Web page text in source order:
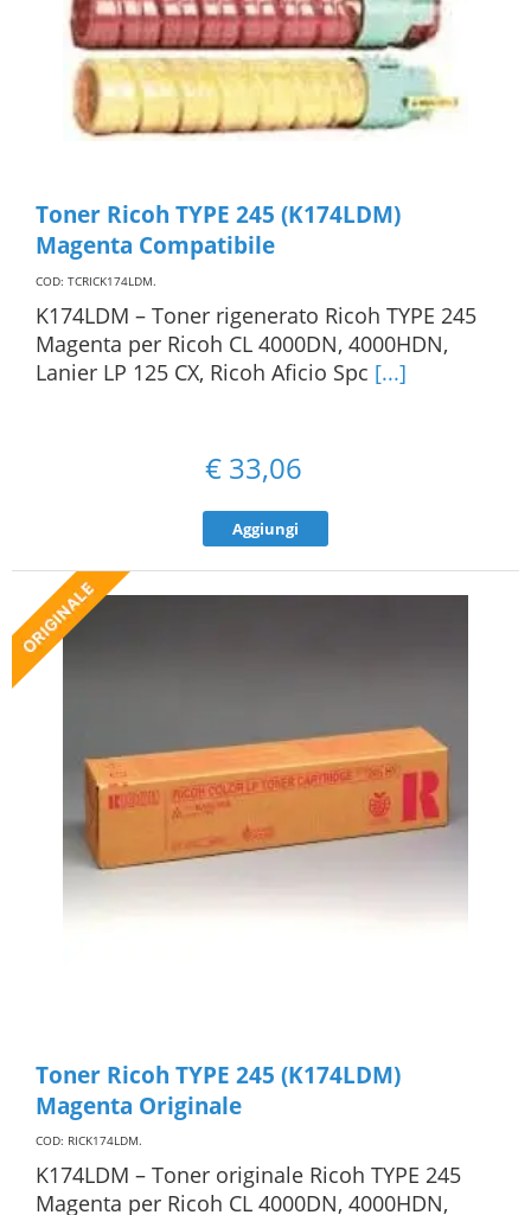
Toner Ricoh TYPE 245 (K174LDM)
Magenta Compatibile
COD: TCRICK174LDM.
K174LDM – Toner rigenerato Ricoh TYPE 245
Magenta per Ricoh CL 4000DN, 4000HDN,
Lanier LP 125 CX, Ricoh Aficio Spc [...]
€ 33,06
Aggiungi
Toner Ricoh TYPE 245 (K174LDM)
Magenta Originale
COD: RICK174LDM.
K174LDM – Toner originale Ricoh TYPE 245
Magenta per Ricoh CL 4000DN, 4000HDN,